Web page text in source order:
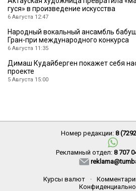
гуся» в произведение искусства
6 Августа 12:47
Народный вокальный ансамбль
Гран-при международного конкурса
6 Августа 11:35
Димаш Кудайберген покажет себя
проекте
5 Августа 15:00
Номер редакции: 8
Рекламный отдел: 8 707
Курсы валют ·